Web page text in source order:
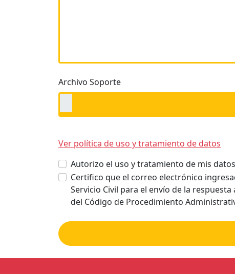
Archivo Soporte
Ver política de uso y tratamiento de datos
Autorizo el uso y tratamiento de mis
Certifico que el correo electrónico
Servicio Civil para el envío de la
del Código de Procedimiento